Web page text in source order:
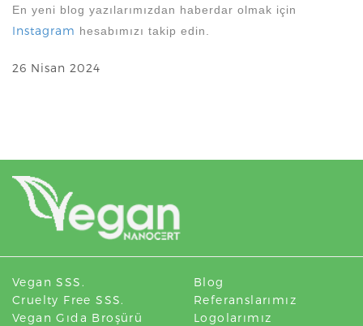
En yeni blog yazılarımızdan haberdar olmak için
Instagram hesabımızı takip edin.
26 Nisan 2024
Vegan SSS.
Cruelty Free SSS.
Vegan Gıda Broşürü
Blog
Referanslarımız
Logolarımız